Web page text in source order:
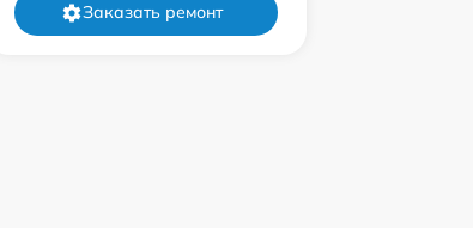
Заказать ремонт